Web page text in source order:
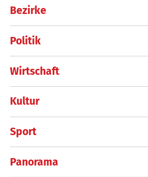
Bezirke
Politik
Wirtschaft
Kultur
Sport
Panorama